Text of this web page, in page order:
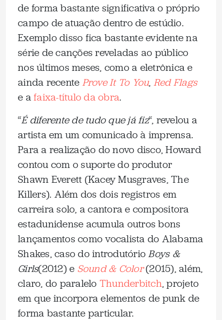
de forma bastante significativa o próprio
campo de atuação dentro de estúdio.
Exemplo disso fica bastante evidente na
série de canções reveladas ao público
nos últimos meses, como a eletrônica e
ainda recente Prove It To You, Red Flags
e afaixa-título da obra.
“É diferente de tudo que já fiz“, revelou a
artista em um comunicado à imprensa.
Para a realização do novo disco, Howard
contou com o suporte do produtor
Shawn Everett (Kacey Musgraves, The
Killers). Além dos dois registros em
carreira solo, a cantora e compositora
estadunidense acumula outros bons
lançamentos como vocalista do Alabama
Shakes, caso do introdutórioBoys &
Girls(2012) e Sound & Color(2015), além,
claro, do paralelo Thunderbitch, projeto
em que incorpora elementos de punk de
forma bastante particular.